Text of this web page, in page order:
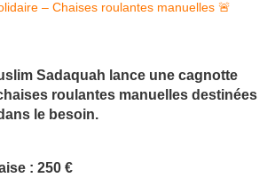
Sadaquah lance une cagnotte
roulantes manuelles destinées
le besoin.
: 250 €